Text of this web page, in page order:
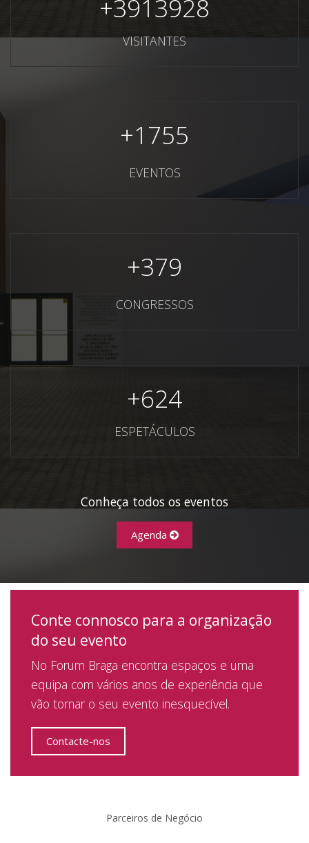
+3913928
VISITANTES
+1755
EVENTOS
+379
CONGRESSOS
+624
ESPETÁCULOS
Conheça todos os eventos
Agenda
Conte connosco para a organização
do seu evento
No Forum Braga encontra espaços e uma
equipa com vários anos de experiência que
vão tornar o seu evento inesquecível.
Contacte-nos
Parceiros de Negócio